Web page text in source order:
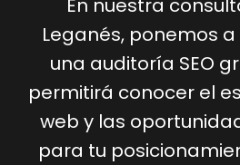
En nuestra
Leganés, ponemos
una auditoría SEO
permitirá conocer el
web y las
para tu